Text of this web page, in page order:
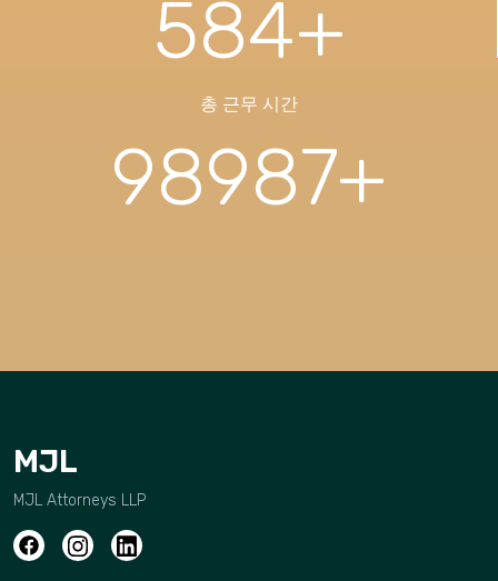
584+
총 근무 시간
98987+
MJL
MJL Attorneys LLP